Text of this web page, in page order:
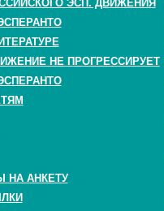
ЭСП. ДВИЖЕНИЯ
НЕ ПРОГРЕССИРУЕТ
НА АНКЕТУ